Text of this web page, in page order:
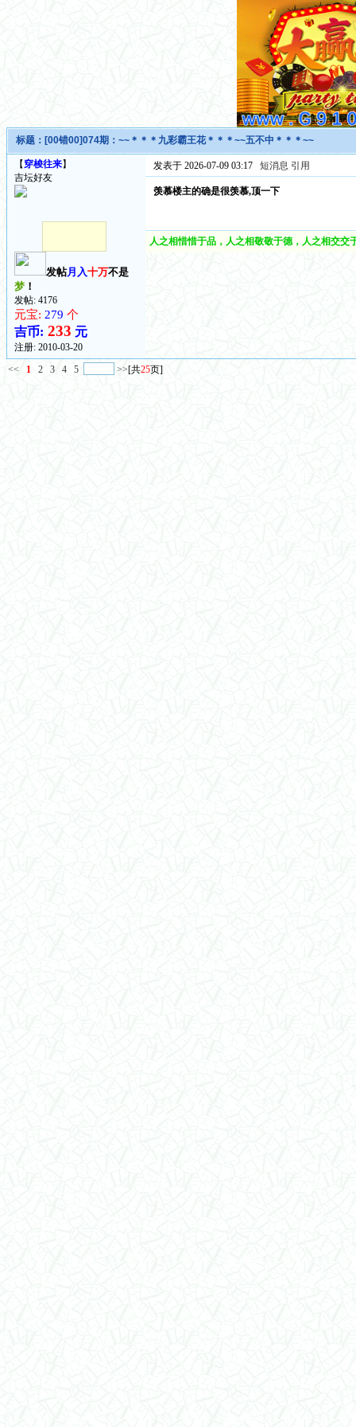
标题： [00错00]074期：~~＊＊＊九彩霸王花＊＊＊~~五不中＊＊＊~~
【穿梭往来】
吉坛好友
发帖月入十万不是
梦！
发帖: 4176
元宝: 279 个
吉币: 233 元
注册: 2010-03-20
发表于 2026-07-09 03:17 短消息 引用
羡慕楼主的确是很羡慕,顶一下
人之相惜惜于品，人之相敬敬于德，人之相交
<< 1 2 3 4 5 >>[共25页]